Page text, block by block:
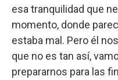
esa tranquilidad que
momento, donde
estaba mal. Pero él
que no es tan así,
prepararnos para las